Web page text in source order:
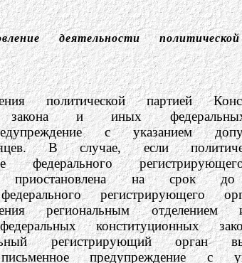
деятельности
партией Конституции
закона и иных
с указанием
В случае, если
федерального
приостановлена на срок
регистрирующего
отделением или
конституционных
регистрирующий
письменное предупреждение